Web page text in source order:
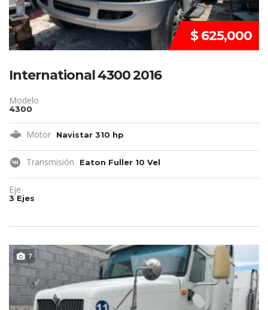
$ 625,000
International 4300 2016
Modelo
4300
Motor Navistar 310 hp
Transmisión Eaton Fuller 10 Vel
Eje
3 Ejes
7 REMATE!!!